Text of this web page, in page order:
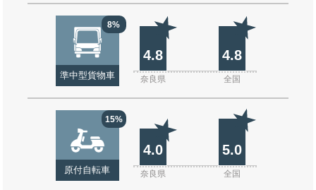
8%
準中型貨物車
4.8 4.8
奈良県 全国
15%
原付自転車
4.0 5.0
奈良県 全国